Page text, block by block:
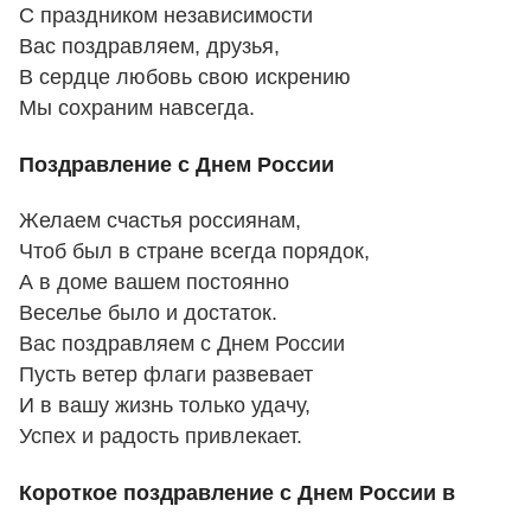
С праздником независимости
Вас поздравляем, друзья,
В сердце любовь свою искрению
Мы сохраним навсегда.
Поздравление с Днем России
Желаем счастья россиянам,
Чтоб был в стране всегда порядок,
А в доме вашем постоянно
Веселье было и достаток.
Вас поздравляем с Днем России
Пусть ветер флаги развевает
И в вашу жизнь только удачу,
Успех и радость привлекает.
Короткое поздравление с Днем России в